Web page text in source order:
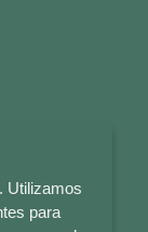
Utilizamos
para